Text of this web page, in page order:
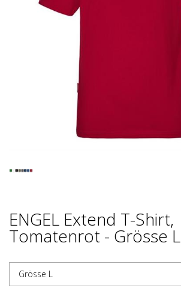
ENGEL Extend T-Shirt,
Tomatenrot - Grösse L
Grösse L